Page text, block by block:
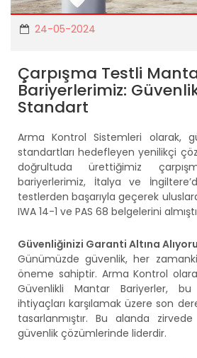
24-05-2024
Çarpışma Testli
Bariyerlerimiz:
Standart
Arma Kontrol Sistemleri olarak,
standartları hedefleyen yenilikçi
doğrultuda ürettiğimiz
bariyerlerimiz, İtalya ve
testlerden başarıyla geçerek
IWA 14-1 ve PAS 68 belgelerini
Güvenliğinizi Garanti Altına
Günümüzde güvenlik, her
öneme sahiptir. Arma Kontrol
Güvenlikli Mantar Bariyerler,
ihtiyaçları karşılamak üzere son
tasarlanmıştır. Bu alanda
güvenlik çözümlerinde liderdir.